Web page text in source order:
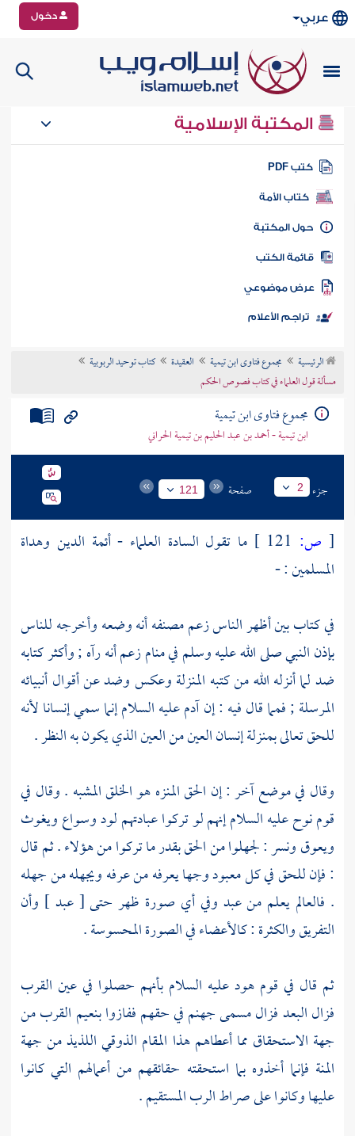
عربي دخول
المكتبة الإسلامية
كتب PDF
كتاب الأمة
المكتبة
الكتب
موضوعي
تراجم الأعلام
الرئيسية مجموع فتاوى ابن تيمية العقيدة
كتاب توحيد الربوبية
مسألة قول العلماء في كتاب فصوص الحكم
مجموع فتاوى ابن تيمية
ابن تيمية - أحمد بن عبد الحليم بن تيمية الحراني
جزء 2 صفحة 121
[ ص:
ما تقول السادة العلماء - أئمة الدين وهداة
المسلمين : -
في كتاب بين أظهر الناس زعم مصنفه أنه وضعه وأخرجه للناس
بإذن النبي صلى الله عليه وسلم في منام زعم أنه رآه ; وأكثر كتابه
ضد لما أنزله الله من كتبه المنزلة وعكس وضد عن أقوال أنبيائه
المرسلة ; فمما قال فيه : إنآدمعليه السلام إنما سمي إنسانا لأنه
للحق تعالى بمنزلة إنسان العين من العين الذي يكون به النظر .
وقال في موضع آخر : إن الحق المنزه هو الخلق المشبه . وقال في
قومنوحعليه السلام إنهم لو تركوا عبادتهم لود وسواع ويغوث
ويعوق ونسر : لجهلوا من الحق بقدر ما تركوا من هؤلاء . ثم قال
: فإن للحق في كل معبود وجها يعرفه من عرفه ويجهله من جهله
. فالعالم يعلم من عبد وفي أي صورة ظهر حتى [ عبد ] وأن
التفريق والكثرة : كالأعضاء في الصورة المحسوسة .
ثم قال في قومهودعليه السلام بأنهم حصلوا في عين القرب
فزال البعد فزال مسمى جهنم في حقهم ففازوا بنعيم القرب من
جهة الاستحقاق مما أعطاهم هذا المقام الذوقي اللذيذ من جهة
المنة فإنما أخذوه بما استحقته حقائقهم من أعمالهم التي كانوا
عليها وكانوا على صراط الرب المستقيم .